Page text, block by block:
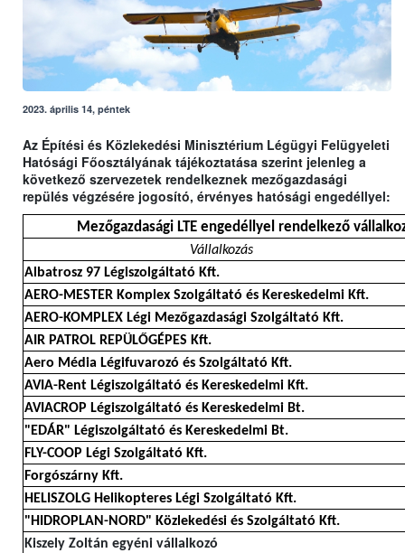
2023. április 14, péntek
Az Építési és Közlekedési Minisztérium Légügyi Felügyeleti
Hatósági Főosztályának tájékoztatása szerint jelenleg a
következő szervezetek rendelkeznek mezőgazdasági
repülés végzésére jogosító, érvényes hatósági engedéllyel:
Mezőgazdasági LTE engedéllyel rendelkező
Vállalkozás
Albatrosz 97 Légiszolgáltató Kft.
AERO-MESTER Komplex Szolgáltató és Kereskedelmi Kft.
AERO-KOMPLEX Légi Mezőgazdasági Szolgáltató Kft.
AIR PATROL REPÜLŐGÉPES Kft.
Aero Média Légifuvarozó és Szolgáltató Kft.
AVIA-Rent Légiszolgáltató és Kereskedelmi Kft.
AVIACROP Légiszolgáltató és Kereskedelmi Bt.
"EDÁR" Légiszolgáltató és Kereskedelmi Bt.
FLY-COOP Légi Szolgáltató Kft.
Forgószárny Kft.
HELISZOLG Helikopteres Légi Szolgáltató Kft.
"HIDROPLAN-NORD" Közlekedési és Szolgáltató Kft.
Kiszely Zoltán egyéni vállalkozó